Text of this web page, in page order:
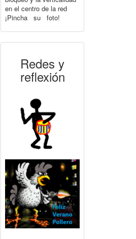
en el centro de la red
¡Pincha su foto!
Redes y
reflexión